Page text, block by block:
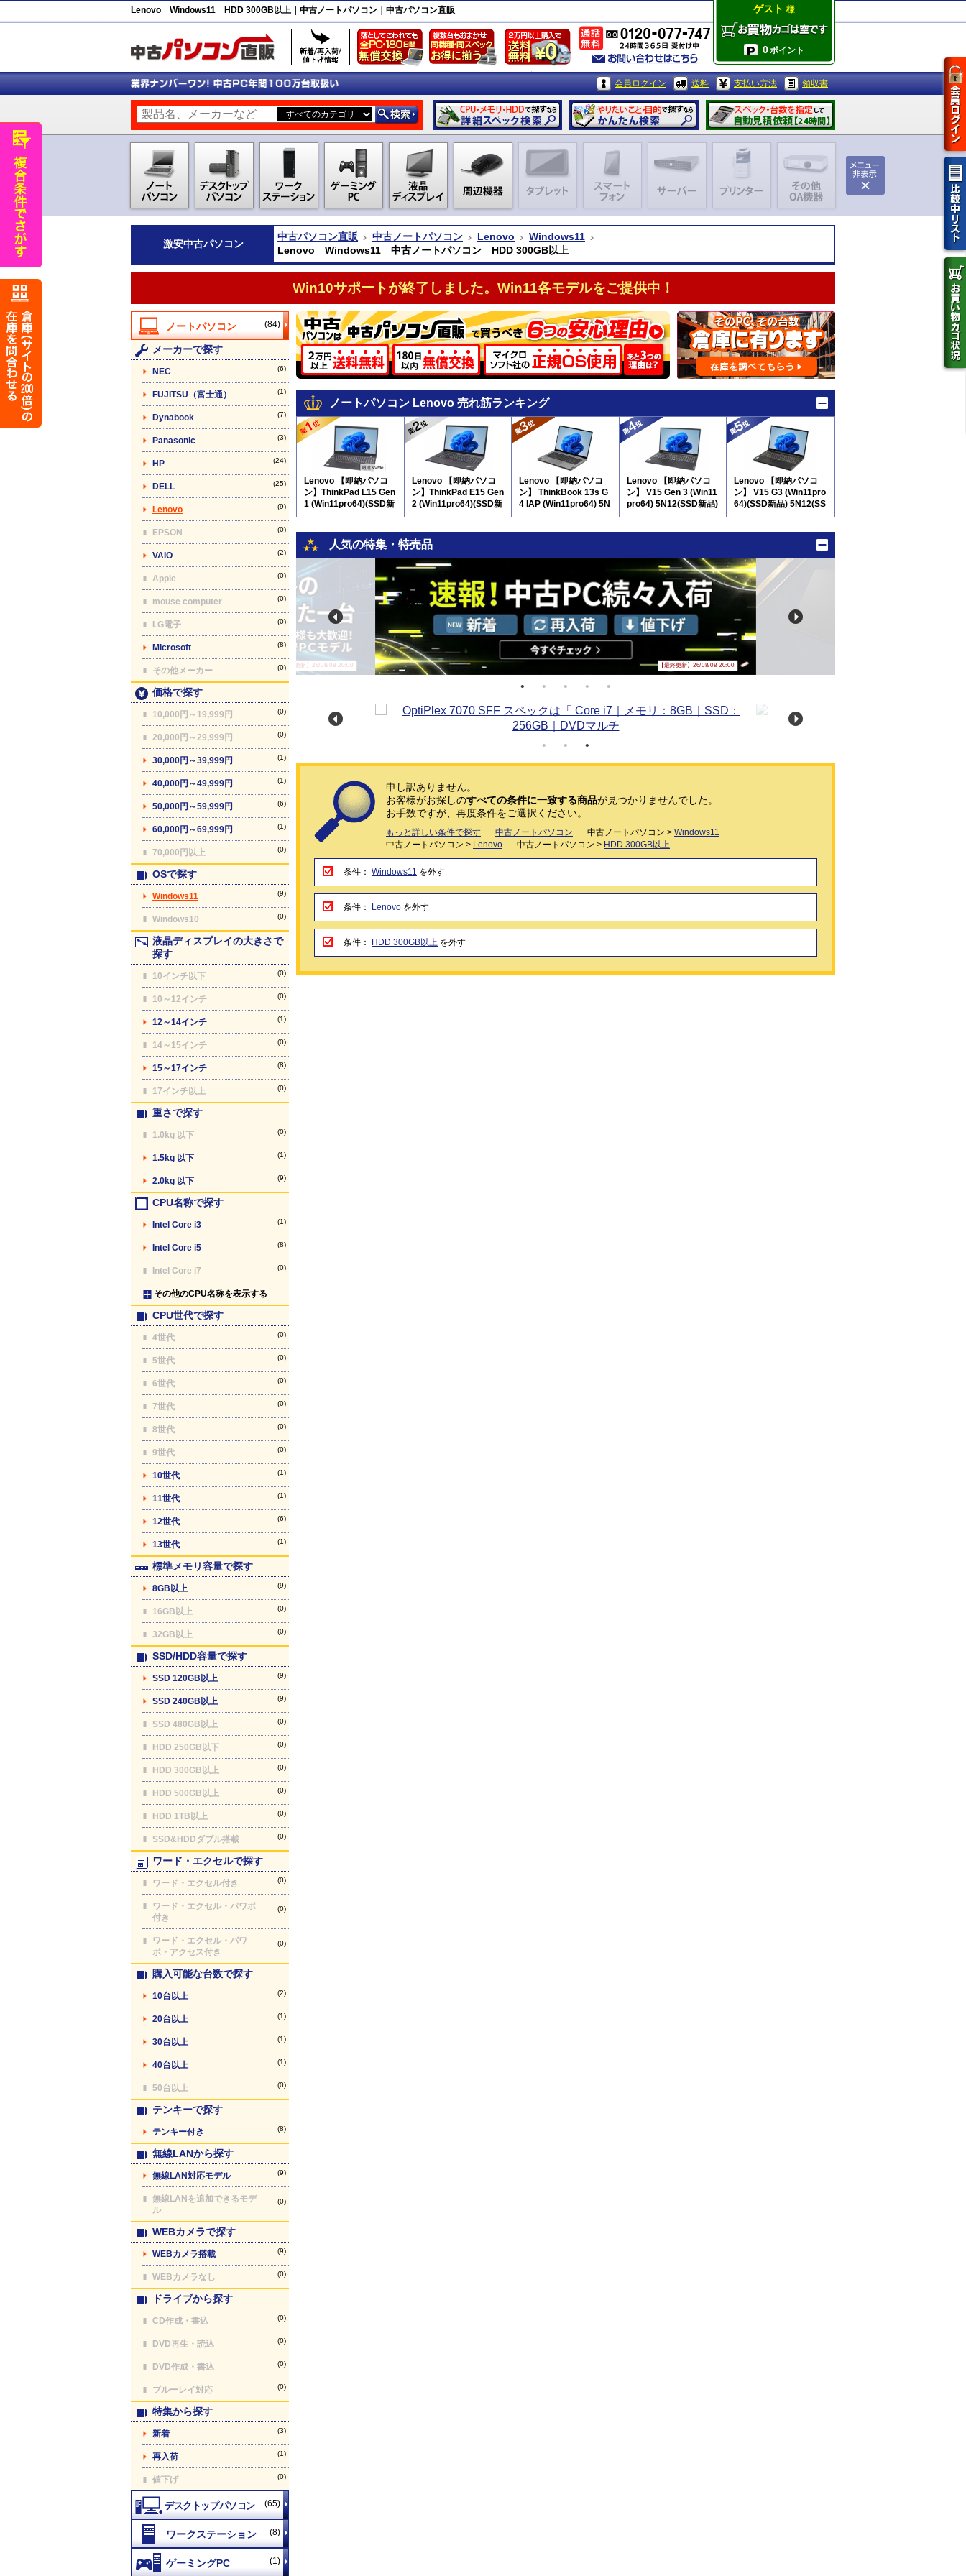
Lenovo Windows11 HDD 300GB以上｜中古ノートパソコン｜中古パソコン直販 ゲスト 様
0ポイント
会員ログイン 送料 支払い方法 領収書
激安中古パソコン
中古パソコン直販 中古ノートパソコン Lenovo
Windows11
Lenovo Windows11 中古ノートパソコン HDD 300GB以上
Win10サポートが終了しました。Win11各モデルをご提供中！
(84)
メーカーで探す
NEC (6)
FUJITSU（富士通） (1)
Dynabook (7)
Panasonic (3)
HP (24)
DELL (25)
Lenovo (9)
EPSON (0)
VAIO (2)
Apple (0)
mouse computer (0)
LG電子 (0)
Microsoft (8)
その他メーカー (0)
価格で探す
10,000円～19,999円 (0)
20,000円～29,999円 (0)
30,000円～39,999円 (1)
40,000円～49,999円 (1)
50,000円～59,999円 (6)
60,000円～69,999円 (1)
70,000円以上 (0)
OSで探す
Windows11 (9)
Windows10 (0)
液晶ディスプレイの大きさで
探す
10インチ以下 (0)
10～12インチ (0)
12～14インチ (1)
14～15インチ (0)
15～17インチ (8)
17インチ以上 (0)
重さで探す
1.0kg 以下 (0)
1.5kg 以下 (1)
2.0kg 以下 (9)
CPU名称で探す
Intel Core i3 (1)
Intel Core i5 (8)
Intel Core i7 (0)
その他のCPU名称を表示する
CPU世代で探す
4世代 (0)
5世代 (0)
6世代 (0)
7世代 (0)
8世代 (0)
9世代 (0)
10世代 (1)
11世代 (1)
12世代 (6)
13世代 (1)
標準メモリ容量で探す
8GB以上 (9)
16GB以上 (0)
32GB以上 (0)
SSD/HDD容量で探す
SSD 120GB以上 (9)
SSD 240GB以上 (9)
SSD 480GB以上 (0)
HDD 250GB以下 (0)
HDD 300GB以上 (0)
HDD 500GB以上 (0)
HDD 1TB以上 (0)
SSD&HDDダブル搭載 (0)
ワード・エクセルで探す
ワード・エクセル付き (0)
ワード・エクセル・パワポ
付き
(0)
ワード・エクセル・パワ
ポ・アクセス付き
(0)
購入可能な台数で探す
10台以上 (2)
20台以上 (1)
30台以上 (1)
40台以上 (1)
50台以上 (0)
テンキーで探す
テンキー付き (8)
無線LANから探す
無線LAN対応モデル (9)
無線LANを追加できるモデ
ル
(0)
WEBカメラで探す
WEBカメラ搭載 (9)
WEBカメラなし (0)
ドライブから探す
CD作成・書込 (0)
DVD再生・読込 (0)
DVD作成・書込 (0)
ブルーレイ対応 (0)
特集から探す
新着 (3)
再入荷 (1)
値下げ (0)
(65)
(8)
(1)
ノートパソコン Lenovo 売れ筋ランキング
Lenovo 【即納パソコ
ン】ThinkPad L15 Gen
1 (Win11pro64)(SSD新
品) 5N10 ※テンキー
Lenovo 【即納パソコ
ン】ThinkPad E15 Gen
2 (Win11pro64)(SSD新
品) 5N11 ※テンキー
Lenovo 【即納パソコ
ン】 ThinkBook 13s G
4 IAP (Win11pro64) 5N
12
Lenovo 【即納パソコ
ン】 V15 Gen 3 (Win11
pro64) 5N12(SSD新品)
※テンキー付
Lenovo 【即納パソコ
ン】 V15 G3 (Win11pro
64)(SSD新品) 5N12(SS
D新品) ※テンキー付
人気の特集・特売品
【最終更新】26/08/08 20:00 【最終更新】26/08/08 20:00
申し訳ありません。
お客様がお探しのすべての条件に一致する商品が見つかりませんでした。
お手数ですが、再度条件をご選択ください。
もっと詳しい条件で探す 中古ノートパソコン 中古ノートパソコン > Windows11
中古ノートパソコン > Lenovo 中古ノートパソコン > HDD 300GB以上
条件： Windows11 を外す
条件： Lenovo を外す
条件： HDD 300GB以上 を外す